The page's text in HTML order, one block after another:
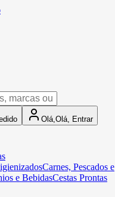
Olá, Olá, Entrar
Carnes, Pescados e
e BebidasCestas Prontas